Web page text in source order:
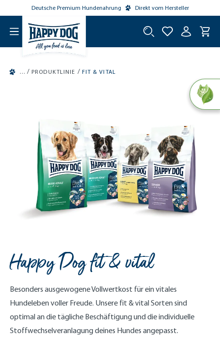
springen
Deutsche Premium Hundenahrung Direkt vom Hersteller
/ PRODUKTLINIE / FIT & VITAL
Happy Dog fit & vital
Besonders ausgewogene Vollwertkost für ein vitales
Hundeleben voller Freude. Unsere fit & vital Sorten sind
optimal an die tägliche Beschäftigung und die individuelle
Stoffwechselveranlagung deines Hundes angepasst.